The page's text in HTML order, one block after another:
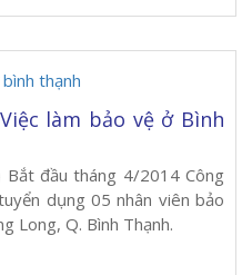
làm bảo vệ ở Bình
Bắt đầu tháng 4/2014 Công
dụng 05 nhân viên bảo
Long, Q. Bình Thạnh.